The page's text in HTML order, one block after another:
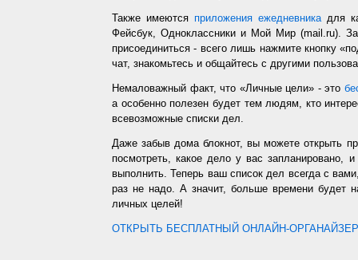
Также имеются приложения ежедневникадля
Фейсбук, Одноклассники и Мой Мир (mail.ru).
присоединиться - всего лишь нажмите кнопку
чат, знакомьтесь и общайтесь с другими
Немаловажный факт, что «Личные цели» - это
а особенно полезен будет тем людям, кто
всевозможные списки дел.
Даже забыв дома блокнот, вы можете открыть
посмотреть, какое дело у вас запланировано,
выполнить. Теперь ваш список дел всегда с
раз не надо. А значит, больше времени будет
личных целей!
ОТКРЫТЬ БЕСПЛАТНЫЙ ОНЛАЙН-